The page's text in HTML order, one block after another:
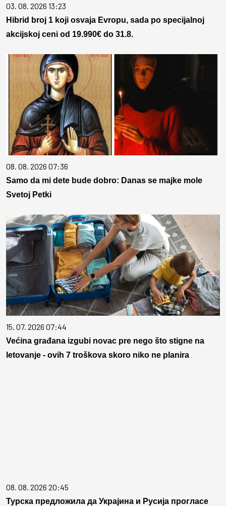
03. 08. 2026 13:23
Hibrid broj 1 koji osvaja Evropu, sada po specijalnoj
akcijskoj ceni od 19.990€ do 31.8.
08. 08. 2026 07:36
Samo da mi dete bude dobro: Danas se majke mole
Svetoj Petki
15. 07. 2026 07:44
Većina građana izgubi novac pre nego što stigne na
letovanje - ovih 7 troškova skoro niko ne planira
08. 08. 2026 20:45
Турска предложила да Украјина и Русија прогласе